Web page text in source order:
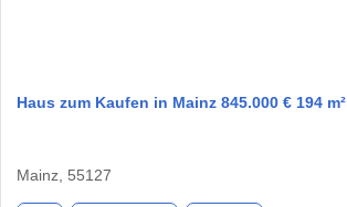
Haus zum Kaufen in Mainz 845.000 € 194 m²
Mainz, 55127